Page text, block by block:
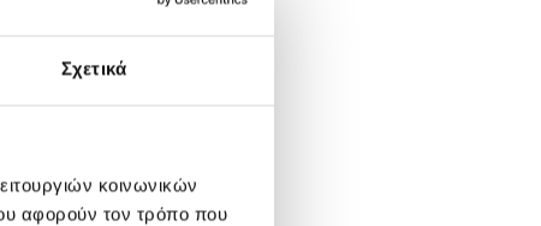
Σχετικά
κοινωνικών
αφορούν τον τρόπο που